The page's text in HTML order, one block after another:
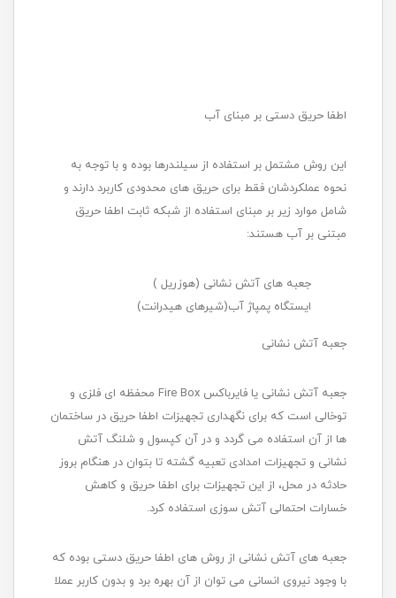
اطفا حریق دستی بر مبنای آب
این روش مشتمل بر استفاده از سیلندرها بوده و با توجه به
نحوه عملکردشان فقط برای حریق های محدودی کاربرد دارند و
شامل موارد زیر بر مبنای استفاده از شبکه ثابت اطفا حریق
مبتنی بر آب هستند:
جعبه های آتش نشانی (هوزریل )
ایستگاه پمپاژ آب(شیرهای هیدرانت)
جعبه آتش نشانی
جعبه آتش نشانی یا فایرباکس Fire Box محفظه ای فلزی و
توخالی است که برای نگهداری تجهیزات اطفا حریق در ساختمان
ها از آن استفاده می گردد و در آن کپسول و شلنگ آتش
نشانی و تجهیزات امدادی تعبیه گشته تا بتوان در هنگام بروز
حادثه در محل، از این تجهیزات برای اطفا حریق و کاهش
خسارات احتمالی آتش سوزی استفاده کرد.
جعبه های آتش نشانی از روش های اطفا حریق دستی بوده که
با وجود نیروی انسانی می توان از آن بهره برد و بدون کاربر عملا